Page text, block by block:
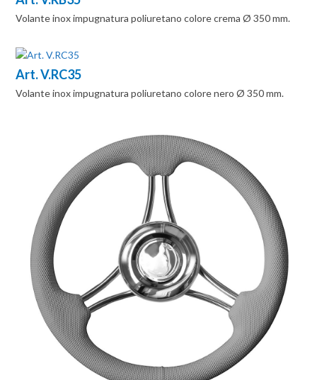
Volante inox impugnatura poliuretano colore crema Ø 350 mm.
Art. V.RC35
Volante inox impugnatura poliuretano colore nero Ø 350 mm.